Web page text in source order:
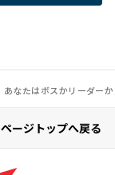
あなたはボスかリーダーか
ページトップへ戻る